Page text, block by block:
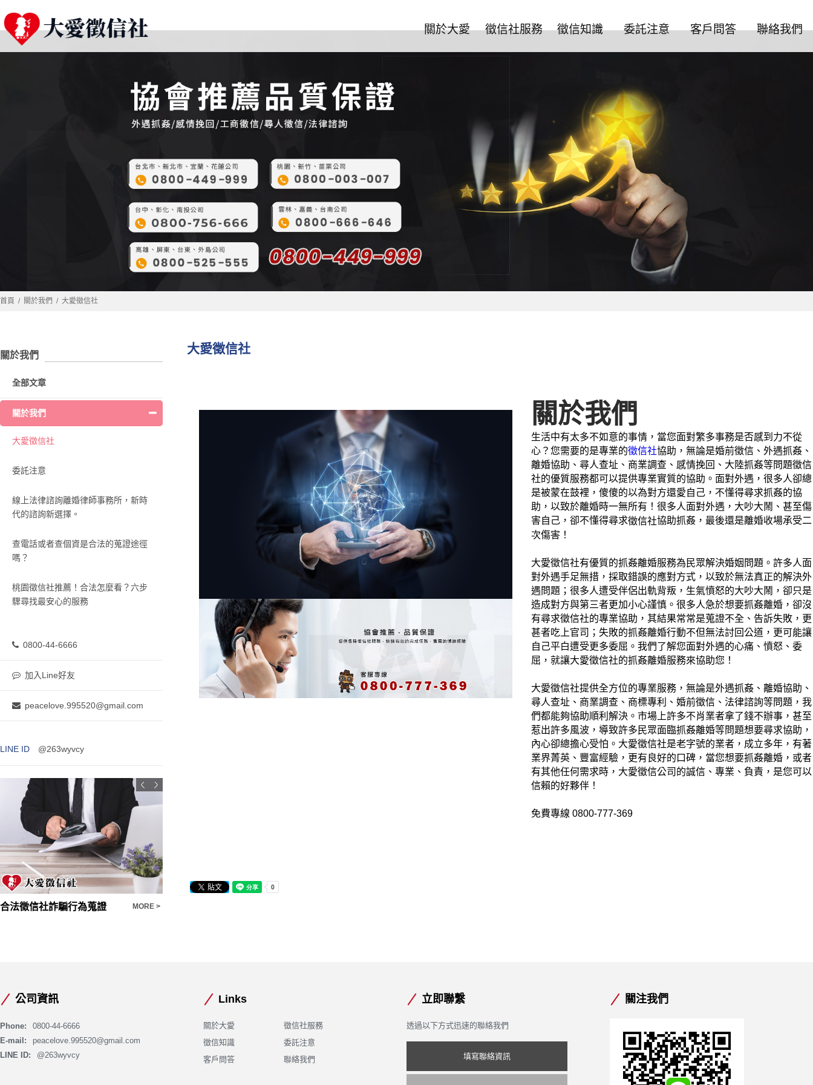
關於大愛 徵信社服務 徵信知識 委託注意 客戶問答 聯絡我們
首頁 關於我們 大愛徵信社
大愛徵信社
關於我們
生活中有太多不如意的事情，當您面對繁多事務是否感到力不從
心？您需要的是專業的徵信社協助，無論是婚前徵信、外遇抓姦、
離婚協助、尋人查址、商業調查、感情挽回、大陸抓姦等問題徵信
社的優質服務都可以提供專業實質的協助。面對外遇，很多人卻總
是被蒙在鼓裡，傻傻的以為對方還愛自己，不懂得尋求抓姦的協
助，以致於離婚時一無所有！很多人面對外遇，大吵大鬧、甚至傷
害自己，卻不懂得尋求徵信社協助抓姦，最後還是離婚收場承受二
次傷害！
大愛徵信社有優質的抓姦離婚服務為民眾解決婚姻問題。許多人面
對外遇手足無措，採取錯誤的應對方式，以致於無法真正的解決外
遇問題；很多人遭受伴侶出軌背叛，生氣憤怒的大吵大鬧，卻只是
造成對方與第三者更加小心謹慎。很多人急於想要抓姦離婚，卻沒
有尋求徵信社的專業協助，其結果常常是蒐證不全、告訴失敗，更
甚者吃上官司；失敗的抓姦離婚行動不但無法討回公道，更可能讓
自己平白遭受更多委屈。我們了解您面對外遇的心痛、憤怒、委
屈，就讓大愛徵信社的抓姦離婚服務來協助您！
大愛徵信社提供全方位的專業服務，無論是外遇抓姦、離婚協助、
尋人查址、商業調查、商標專利、婚前徵信、法律諮詢等問題，我
們都能夠協助順利解決。市場上許多不肖業者拿了錢不辦事，甚至
惹出許多風波，導致許多民眾面臨抓姦離婚等問題想要尋求協助，
內心卻總擔心受怕。大愛徵信社是老字號的業者，成立多年，有著
業界菁英、豐富經驗，更有良好的口碑，當您想要抓姦離婚，或者
有其他任何需求時，大愛徵信公司的誠信、專業、負責，是您可以
信賴的好夥伴！
免費專線 0800-777-369
關於我們
全部文章
關於我們
大愛徵信社
委託注意
線上法律諮詢離婚律師事務所，新時
代的諮詢新選擇。
查電話或者查個資是合法的蒐證途徑
嗎？
桃園徵信社推薦！合法怎麼看？六步
驟尋找最安心的服務
0800-44-6666
加入Line好友
peacelove.995520@gmail.com
LINE ID @263wyvcy
合法徵信社詐騙行為蒐證 MORE >
公司資訊
Phone:
0800-44-6666
E-mail:
peacelove.995520@gmail.com
LINE ID:
@263wyvcy
Links
關於大愛
徵信社服務
徵信知識
委託注意
客戶問答
聯絡我們
立即聯繫
透過以下方式迅速的聯絡我們
填寫聯絡資訊
關注我們